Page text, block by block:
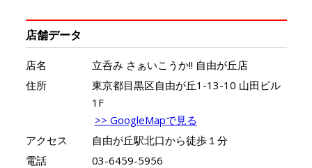
店舗データ
店名
立呑み さぁいこうか!! 自由が丘店
住所
東京都目黒区自由が丘1-13-10 山田ビル
1F
>> GoogleMapで見る
アクセス
自由が丘駅北口から徒歩１分
電話
03-6459-5956